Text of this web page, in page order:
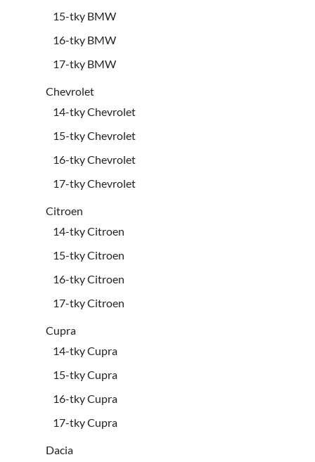
15-tky BMW
16-tky BMW
17-tky BMW
Chevrolet
14-tky Chevrolet
15-tky Chevrolet
16-tky Chevrolet
17-tky Chevrolet
Citroen
14-tky Citroen
15-tky Citroen
16-tky Citroen
17-tky Citroen
Cupra
14-tky Cupra
15-tky Cupra
16-tky Cupra
17-tky Cupra
Dacia